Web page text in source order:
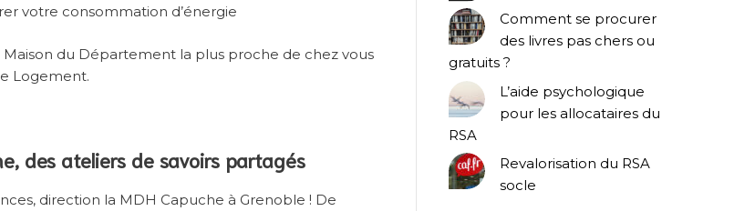
votre consommation d’énergie
du Département la plus proche de chez vous
Logement.
des ateliers de savoirs partagés
direction la MDH Capuche à Grenoble ! De
Comment se procurer
des livres pas chers ou
gratuits ?
L’aide psychologique
pour les allocataires du
RSA
Revalorisation du RSA
socle